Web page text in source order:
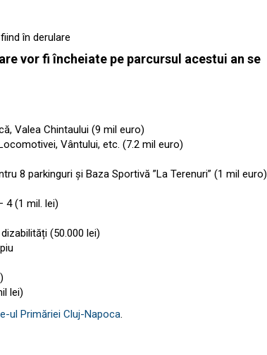
în derulare
vor fi încheiate pe parcursul acestui an se
Valea Chintaului (9 mil euro)
Vântului, etc. (7.2 mil euro)
8 parkinguri și Baza Sportivă ”La Terenuri” (1 mil euro)
4 (1 mil. lei)
(50.000 lei)
lei)
ul Primăriei Cluj-Napoca.